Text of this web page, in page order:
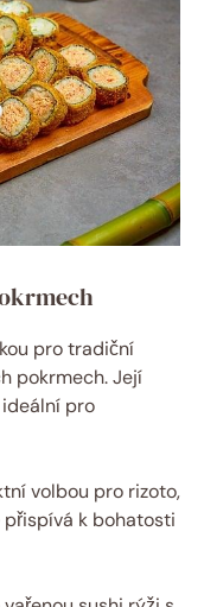
pro tradiční
pokrmech. Její
pro
volbou pro rizoto,
přispívá k bohatosti